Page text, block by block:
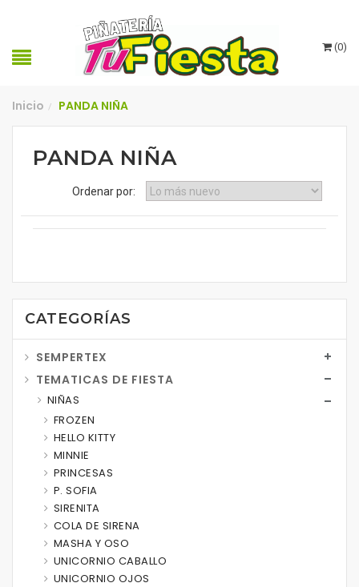
(0)
Inicio / PANDA NIÑA
PANDA NIÑA
Ordenar por:
CATEGORÍAS
SEMPERTEX
TEMATICAS DE FIESTA
NIÑAS
FROZEN
HELLO KITTY
MINNIE
PRINCESAS
P. SOFIA
SIRENITA
COLA DE SIRENA
MASHA Y OSO
UNICORNIO CABALLO
UNICORNIO OJOS